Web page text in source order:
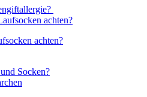
achten?
Socken?